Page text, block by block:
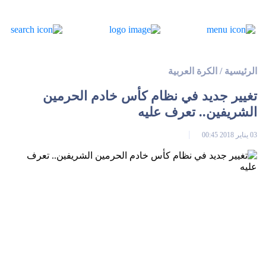
الرئيسية / الكرة العربية
تغيير جديد في نظام كأس خادم الحرمين
الشريفين.. تعرف عليه
03 يناير 2018 00:45